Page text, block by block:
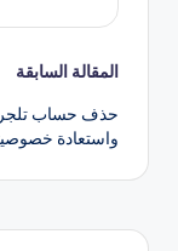
تصفّح
المقالة السابقة
حذف حساب
واستعادة